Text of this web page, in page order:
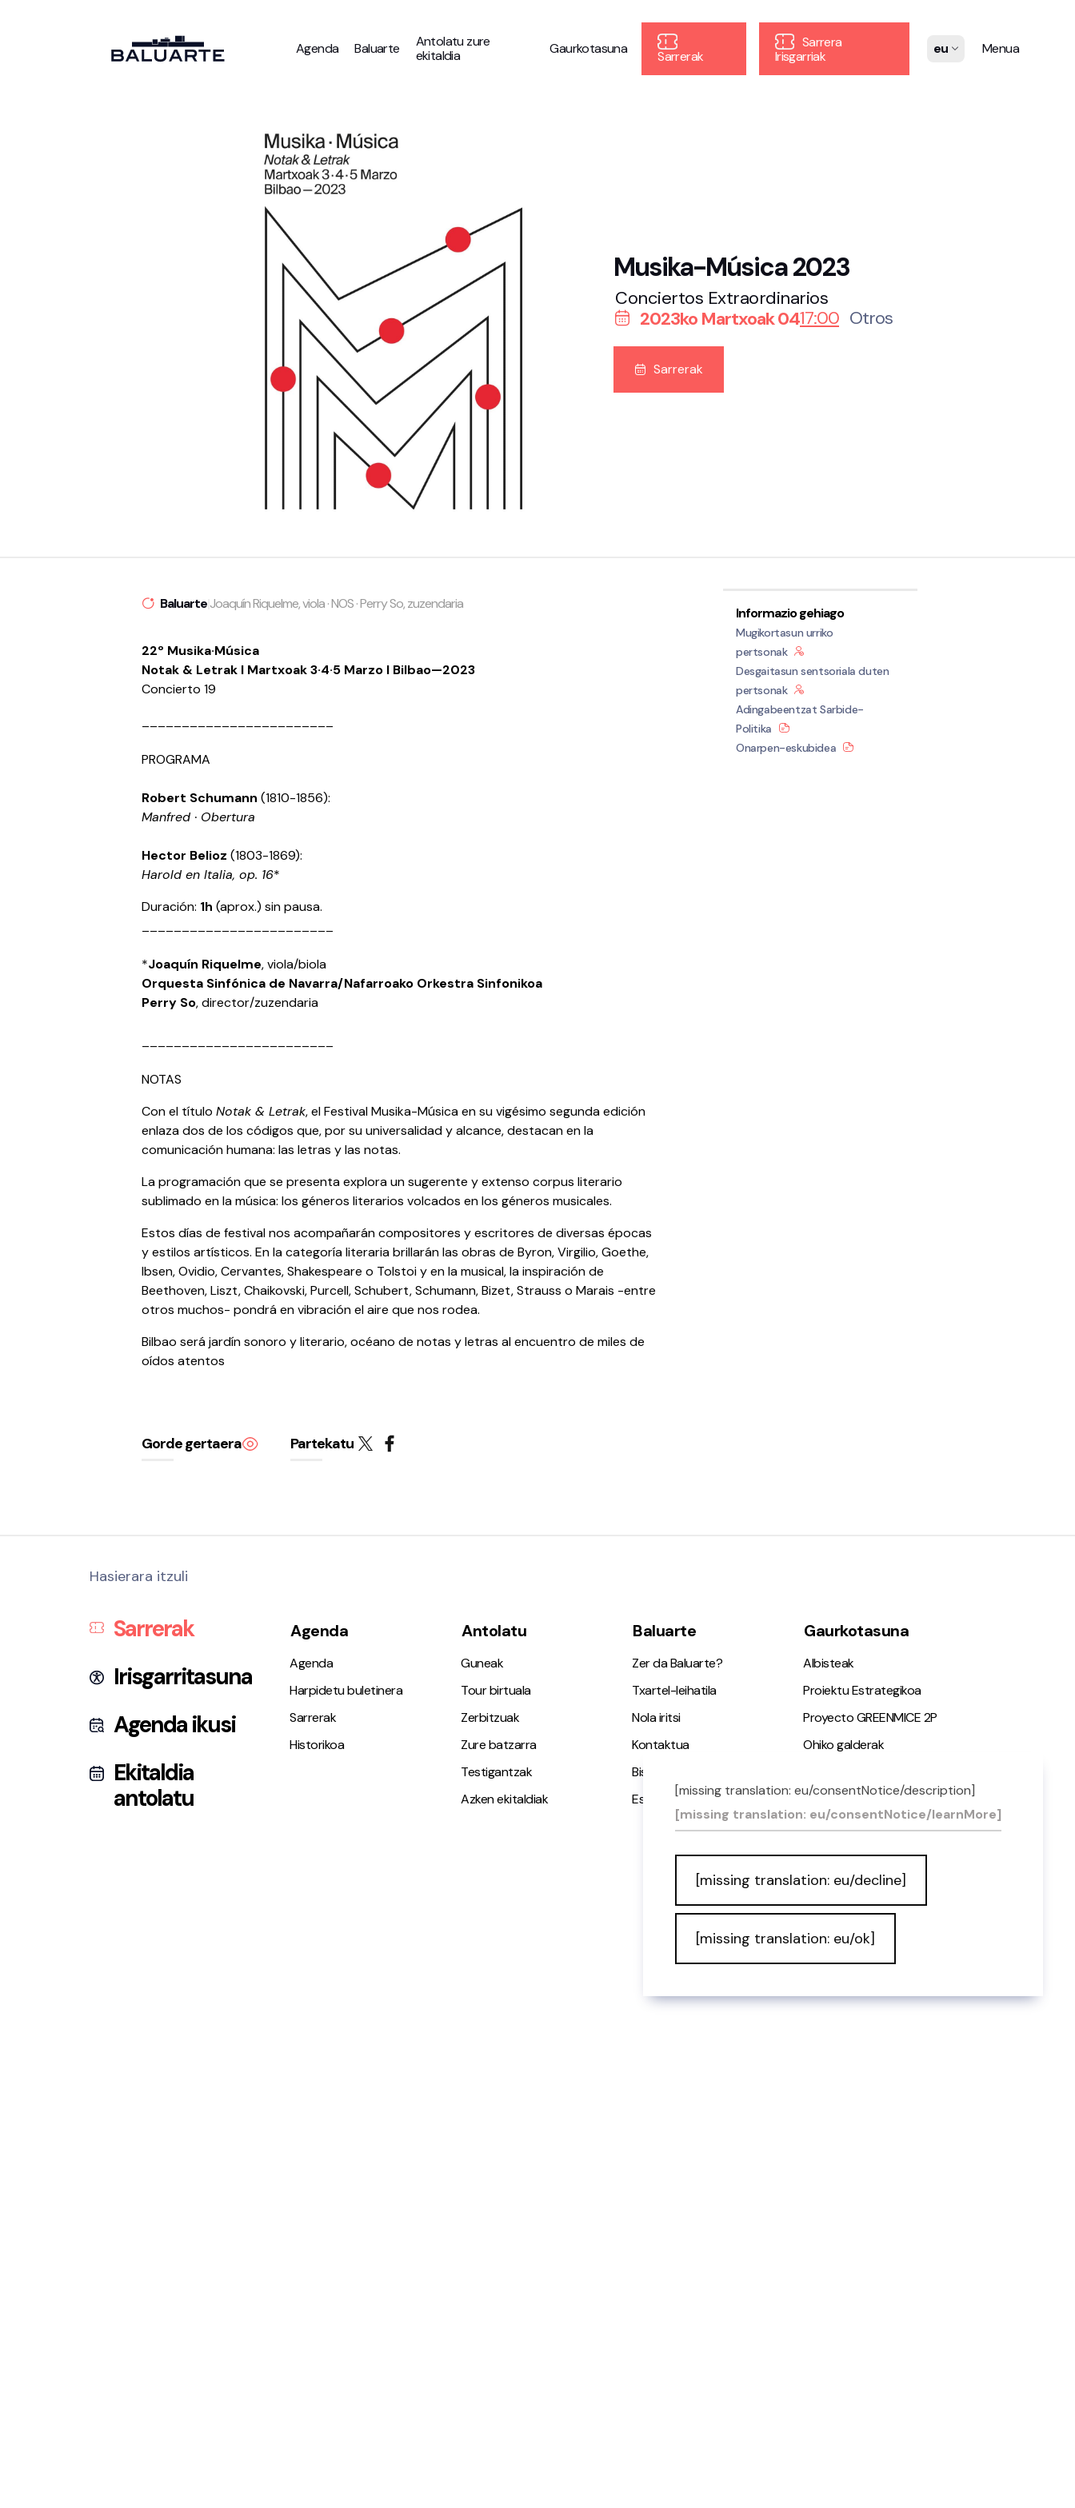
Agenda Baluarte
Antolatu zure
ekitaldia
Gaurkotasuna Sarrerak
Sarrera
Irisgarriak
eu Menua
Musika-Música 2023
Conciertos Extraordinarios
2023ko Martxoak 0417:00 Otros
Sarrerak
Baluarte|Joaquín Riquelme, viola · NOS · Perry So, zuzendaria
22º Musika·Música
Notak & Letrak I Martxoak 3·4·5 Marzo I Bilbao—2023
Concierto 19
PROGRAMA
Robert Schumann (1810-1856):
Manfred · Obertura
Hector Belioz (1803-1869):
Harold en Italia, op. 16*
Duración: 1h (aprox.) sin pausa.
*Joaquín Riquelme, viola/biola
Orquesta Sinfónica de Navarra/Nafarroako Orkestra Sinfonikoa
Perry So, director/zuzendaria
NOTAS
Con el títuloNotak & Letrak, el Festival Musika-Música en su vigésimo segunda edición
enlaza dos de los códigos que, por su universalidad y alcance, destacan en la
comunicación humana: las letras y las notas.
La programación que se presenta explora un sugerente y extenso corpus literario
sublimado en la música: los géneros literarios volcados en los géneros musicales.
Estos días de festival nos acompañarán compositores y escritores de diversas épocas
y estilos artísticos. En la categoría literaria brillarán las obras de Byron, Virgilio, Goethe,
Ibsen, Ovidio, Cervantes, Shakespeare o Tolstoi y en la musical, la inspiración de
Beethoven, Liszt, Chaikovski, Purcell, Schubert, Schumann, Bizet, Strauss o Marais -entre
otros muchos- pondrá en vibración el aire que nos rodea.
Bilbao será jardín sonoro y literario, océano de notas y letras al encuentro de miles de
oídos atentos
Gorde gertaera Partekatu
Informazio gehiago
Mugikortasun urriko
pertsonak
Desgaitasun sentsoriala duten
pertsonak
Adingabeentzat Sarbide-
Politika
Onarpen-eskubidea
Hasierara itzuli
Sarrerak
Irisgarritasuna
Agenda ikusi
Ekitaldia
antolatu
Agenda
Agenda
Harpidetu buletinera
Sarrerak
Historikoa
Antolatu
Guneak
Tour birtuala
Zerbitzuak
Zure batzarra
Testigantzak
Azken ekitaldiak
Baluarte
Zer da Baluarte?
Txartel-leihatila
Nola iritsi
Kontaktua
Bisita gidatuak
Espazio Irisgarria
Gaurkotasuna
Albisteak
Proiektu Estrategikoa
Proyecto GREENMICE 2P
Ohiko galderak
[missing translation: eu/consentNotice/description]
[missing translation: eu/consentNotice/learnMore]
[missing translation: eu/decline]
[missing translation: eu/ok]